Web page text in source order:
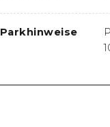
Parkhinweise